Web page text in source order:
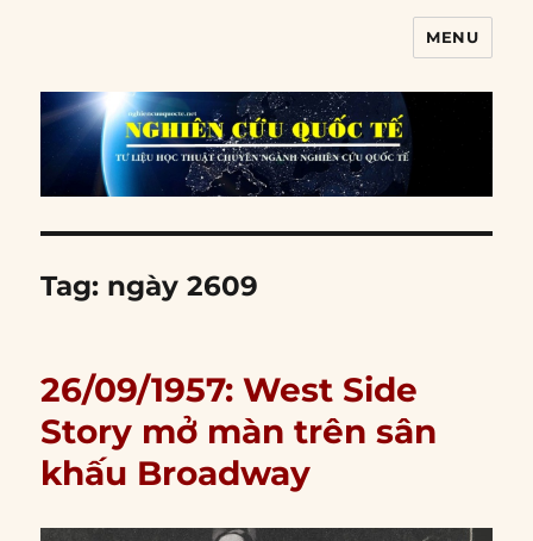
MENU
Tag: ngày 2609
26/09/1957: West Side
Story mở màn trên sân
khấu Broadway